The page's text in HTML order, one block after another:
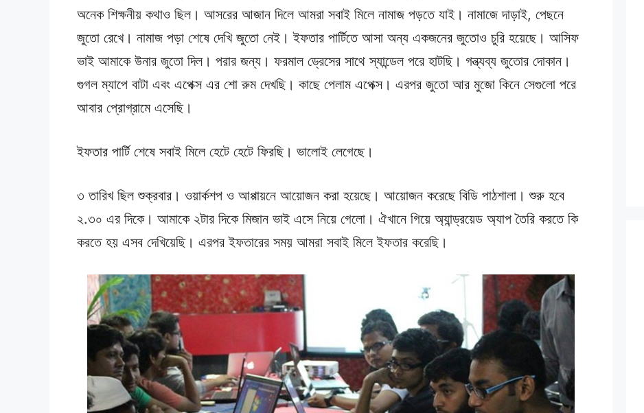
অনেক শিক্ষনীয় কথাও ছিল। আসরের আজান দিলে আমরা সবাই মিলে নামাজ পড়তে যাই। নামাজে দাড়াই, পেছনে
জুতো রেখে। নামাজ পড়া শেষে দেখি জুতো নেই। ইফতার পার্টিতে আসা অন্য একজনের জুতোও চুরি হয়েছে। আসিফ
ভাই আমাকে উনার জুতো দিল। পরার জন্য। ফরমাল ড্রেসের সাথে স্যান্ডেল পরে হাটছি। গন্ত্যব্য জুতোর দোকান।
গুগল ম্যাপে বাটা এবং এপেক্স এর শো রুম দেখছি। কাছে পেলাম এপেক্স। এরপর জুতো আর মুজো কিনে সেগুলো পরে
আবার প্রোগ্রামে এসেছি।
ইফতার পার্টি শেষে সবাই মিলে হেটে হেটে ফিরছি। ভালোই লেগেছে।
৩ তারিখ ছিল শুক্রবার। ওয়ার্কশপ ও আপ্পায়নে আয়োজন করা হয়েছে। আয়োজন করেছে বিডি পাঠশালা। শুরু হবে
২.৩০ এর দিকে। আমাকে ২টার দিকে মিজান ভাই এসে নিয়ে গেলো। ঐখানে গিয়ে অ্যান্ড্রয়েড অ্যাপ তৈরি করতে কি
করতে হয় এসব দেখিয়েছি। এরপর ইফতারের সময় আমরা সবাই মিলে ইফতার করেছি।